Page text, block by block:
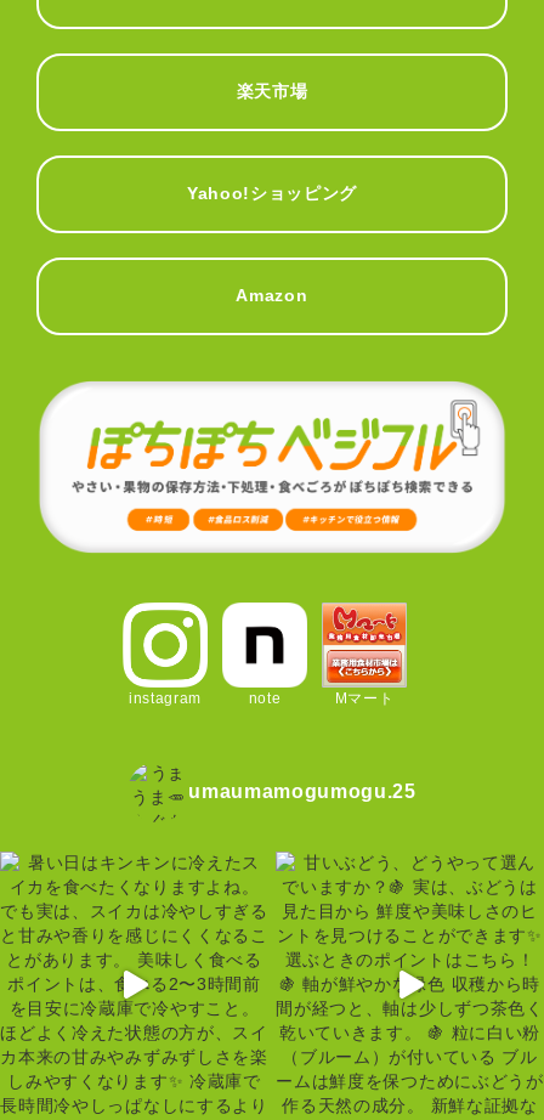
楽天市場
Yahoo!ショッピング
Amazon
instagram note Mマート
umaumamogumogu.25